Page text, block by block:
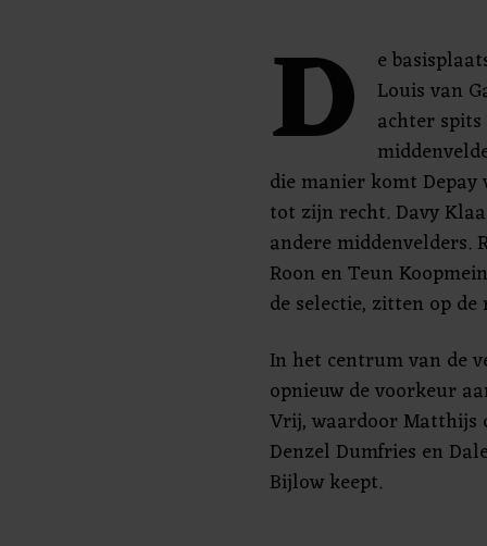
D
e
Louis van
achter
die manier komt Depay
tot zijn recht. Davy
andere middenvelders.
Roon en Teun
de selectie, zitten op de
In het centrum van de
opnieuw de voorkeur
Vrij, waardoor
Denzel Dumfries en
Bijlow keept.